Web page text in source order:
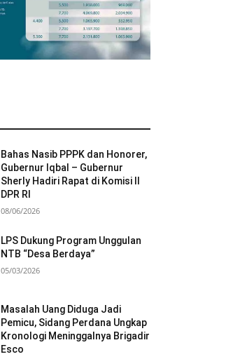
Bahas Nasib PPPK dan Honorer,
Gubernur Iqbal – Gubernur
Sherly Hadiri Rapat di Komisi II
DPR RI
08/06/2026
LPS Dukung Program Unggulan
NTB “Desa Berdaya”
05/03/2026
Masalah Uang Diduga Jadi
Pemicu, Sidang Perdana Ungkap
Kronologi Meninggalnya Brigadir
Esco